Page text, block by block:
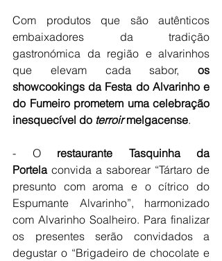
Com produtos que são autênticos
embaixadores da tradição
gastronómica da região e alvarinhos
que elevam cada sabor, os
showcookings da Festa do Alvarinho e
do Fumeiro prometem uma celebração
inesquecível do terroir melgacense.
- O restaurante Tasquinha da
Portela convida a saborear “Tártaro de
presunto com aroma e o cítrico do
Espumante Alvarinho”, harmonizado
com Alvarinho Soalheiro. Para finalizar
os presentes serão convidados a
degustar o “Brigadeiro de chocolate e